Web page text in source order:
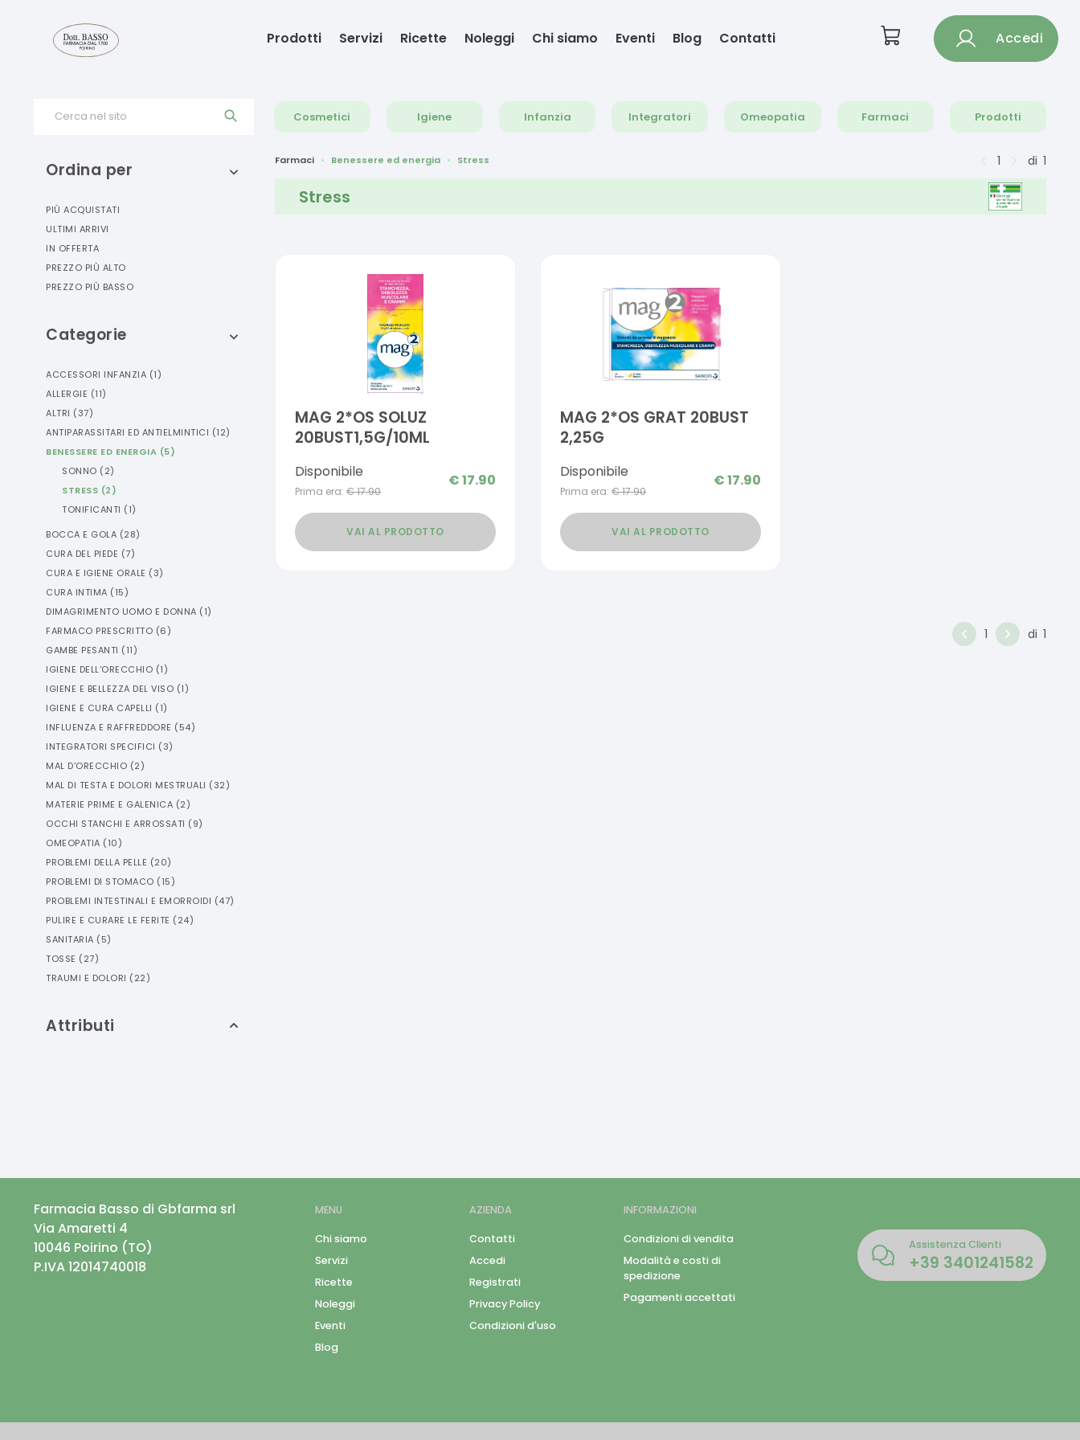
Prodotti Servizi Ricette Noleggi Chi siamo Eventi Blog Contatti Accedi
Cerca nel sito Cosmetici Igiene Infanzia Integratori Omeopatia Farmaci Prodotti
Ordina per
PIÙ ACQUISTATI
ULTIMI ARRIVI
IN OFFERTA
PREZZO PIÙ ALTO
PREZZO PIÙ BASSO
Categorie
ACCESSORI INFANZIA (1)
ALLERGIE (11)
ALTRI (37)
ANTIPARASSITARI ED ANTIELMINTICI (12)
BENESSERE ED ENERGIA (5)
SONNO (2)
STRESS (2)
TONIFICANTI (1)
BOCCA E GOLA (28)
CURA DEL PIEDE (7)
CURA E IGIENE ORALE (3)
CURA INTIMA (15)
DIMAGRIMENTO UOMO E DONNA (1)
FARMACO PRESCRITTO (6)
GAMBE PESANTI (11)
IGIENE DELL'ORECCHIO (1)
IGIENE E BELLEZZA DEL VISO (1)
IGIENE E CURA CAPELLI (1)
INFLUENZA E RAFFREDDORE (54)
INTEGRATORI SPECIFICI (3)
MAL D'ORECCHIO (2)
MAL DI TESTA E DOLORI MESTRUALI (32)
MATERIE PRIME E GALENICA (2)
OCCHI STANCHI E ARROSSATI (9)
OMEOPATIA (10)
PROBLEMI DELLA PELLE (20)
PROBLEMI DI STOMACO (15)
PROBLEMI INTESTINALI E EMORROIDI (47)
PULIRE E CURARE LE FERITE (24)
SANITARIA (5)
TOSSE (27)
TRAUMI E DOLORI (22)
Attributi
Farmaci Benessere ed energia Stress 1 di 1
Stress
MAG 2*OS SOLUZ
20BUST1,5G/10ML
Disponibile
Prima era: €17.90
€17.90
VAI AL PRODOTTO
MAG 2*OS GRAT 20BUST
2,25G
Disponibile
Prima era: €17.90
€17.90
VAI AL PRODOTTO
1 di 1
Farmacia Basso di Gbfarma srl
Via Amaretti 4
10046 Poirino (TO)
P.IVA12014740018
MENU
Chi siamo
Servizi
Ricette
Noleggi
Eventi
Blog
AZIENDA
Contatti
Accedi
Registrati
Privacy Policy
Condizioni d'uso
INFORMAZIONI
Condizioni di vendita
Modalità e costi di
spedizione
Pagamenti accettati
Assistenza Clienti
+39 3401241582